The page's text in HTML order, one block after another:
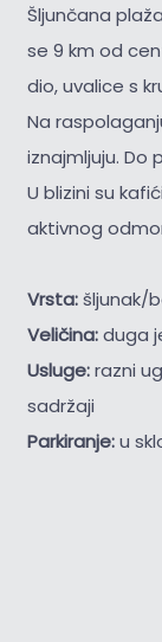
Šljunčana
se 9 km od
dio, uvalice s
Na
iznajmljuju. Do
U blizini su
aktivnog
Vrsta:šljunak/
Veličina:duga
Usluge:razni
sadržaji
Parkiranje:u